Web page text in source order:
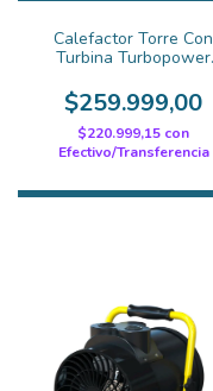
Calefactor Torre Con
Turbina Turbopower
$259.999,00
$220.999,15 con
Efectivo/Transferencia